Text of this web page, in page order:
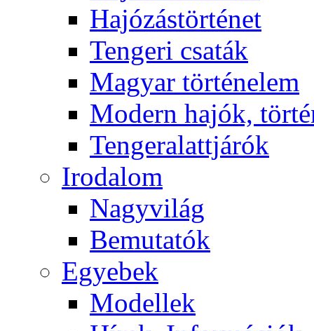
Hajózástörténet
Tengeri csaták
Magyar történelem
Modern hajók,
Tengeralattjárók
Irodalom
Nagyvilág
Bemutatók
Egyebek
Modellek